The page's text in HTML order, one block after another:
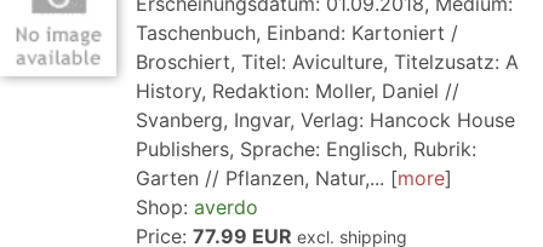
Taschenbuch, Einband: Kartoniert /
Broschiert, Titel: Aviculture, Titelzusatz: A
History, Redaktion: Moller, Daniel //
Svanberg, Ingvar, Verlag: Hancock House
Publishers, Sprache: Englisch, Rubrik:
Garten // Pflanzen, Natur,...
more
Shop: averdo
Price: 77.99 EUR excl. shipping